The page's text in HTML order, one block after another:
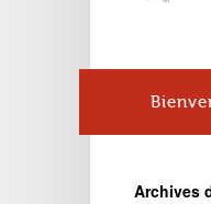
Archives